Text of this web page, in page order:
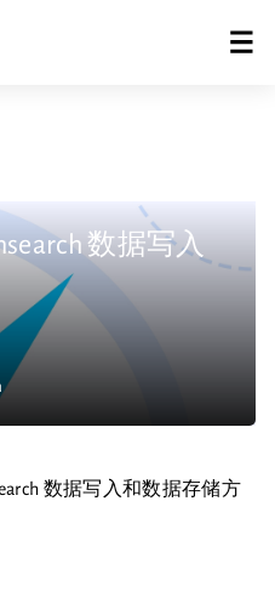
数据写入
数据写入和数据存储方